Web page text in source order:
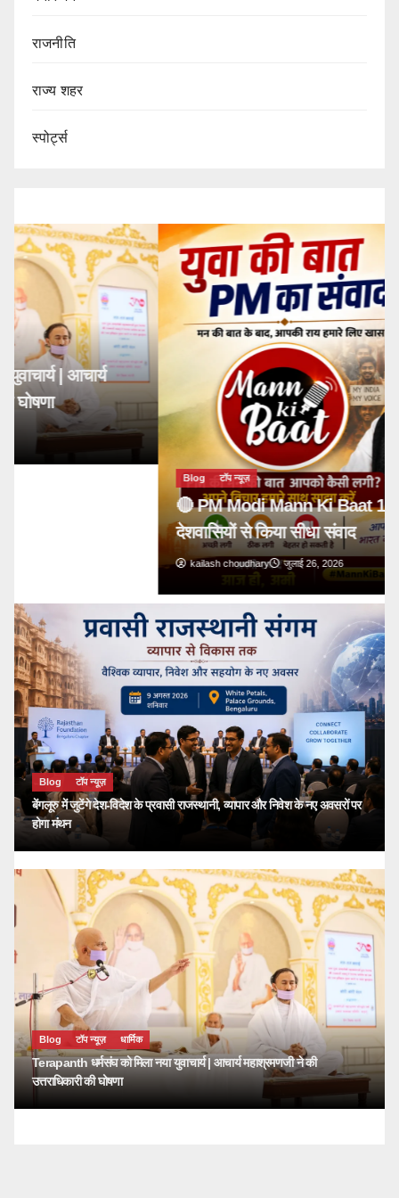
राजनीति
राज्य शहर
स्पोर्ट्स
🔴 PM Modi Mann Ki Baat 136: युवाओं और
देशवासियों से किया सीधा संवाद
जुलाई 26, 2026
Blog टॉप न्यूज़
बेंगलूरु में जुटेंगे देश-विदेश के प्रवासी राजस्थानी, व्यापार और निवेश के नए अवसरों पर
होगा मंथन
Blog टॉप न्यूज़ धार्मिक
Terapanth धर्मसंघ को मिला नया युवाचार्य | आचार्य महाश्रमणजी ने की
उत्तराधिकारी की घोषणा